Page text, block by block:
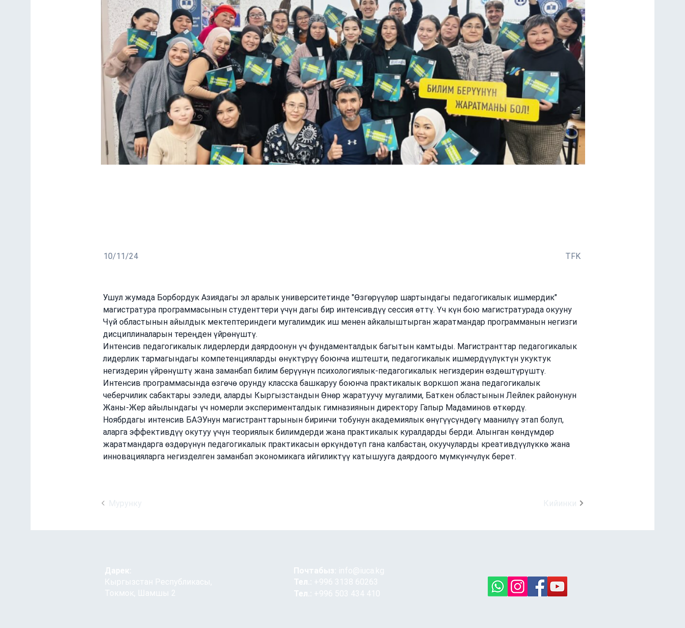
10/11/24 TFK
Ушул жумада Борбордук Азиядагы эл аралык университетинде "Өзгөрүүлөр шартындагы педагогикалык ишмердик"
магистратура программасынын студенттери үчүн дагы бир интенсивдүү сессия өттү. Үч күн бою магистратурада окууну
Чүй областынын айылдык мектептериндеги мугалимдик иш менен айкалыштырган жаратмандар программанын негизги
дисциплиналарын тереңден үйрөнүштү.
Интенсив педагогикалык лидерлерди даярдоонун үч фундаменталдык багытын камтыды. Магистранттар педагогикалык
лидерлик тармагындагы компетенцияларды өнүктүрүү боюнча иштешти, педагогикалык ишмердүүлүктүн укуктук
негиздерин үйрөнүштү жана заманбап билим берүүнүн психологиялык-педагогикалык негиздерин өздөштүрүштү.
Интенсив программасында өзгөчө орунду класска башкаруу боюнча практикалык воркшоп жана педагогикалык
чеберчилик сабактары ээледи, аларды Кыргызстандын Өнөр жаратуучу мугалими, Баткен областынын Лейлек районунун
Жаны-Жер айылындагы үч номерли эксперименталдык гимназиянын директору Гапыр Мадаминов өткөрдү.
Ноябрдагы интенсив БАЭУнун магистранттарынын биринчи тобунун академиялык өнүгүүсүндөгү маанилүү этап болуп,
аларга эффективдүү окутуу үчүн теориялык билимдерди жана практикалык куралдарды берди. Алынган көндүмдөр
жаратмандарга өздөрүнүн педагогикалык практикасын өркүндөтүп гана калбастан, окуучуларды креативдүүлүккө жана
инновацияларга негизделген заманбап экономикага ийгиликтүү катышууга даярдоого мүмкүнчүлүк берет.
Мурунку Кийинки
Дарек:
Кыргызстан Республикасы,
Токмок, Шамшы 2
Почтабыз: info@iuca.kg
Тел.:
+996 3138 60263
Тел.:
+996 503 434 410